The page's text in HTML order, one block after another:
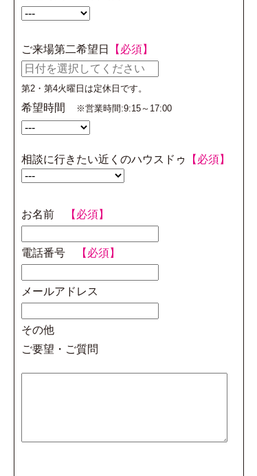
ご来場第二希望日 【必須】
第2・第4火曜日は定休日です。
希望時間 ※営業時間:9:15～17:00
相談に行きたい近くのハウスドゥ 【必須】
お名前 【必須】
電話番号 【必須】
メールアドレス
その他
ご要望・ご質問